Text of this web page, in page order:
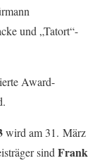
und „Tatort“-
Award-
wird am 31. März
sindFrank